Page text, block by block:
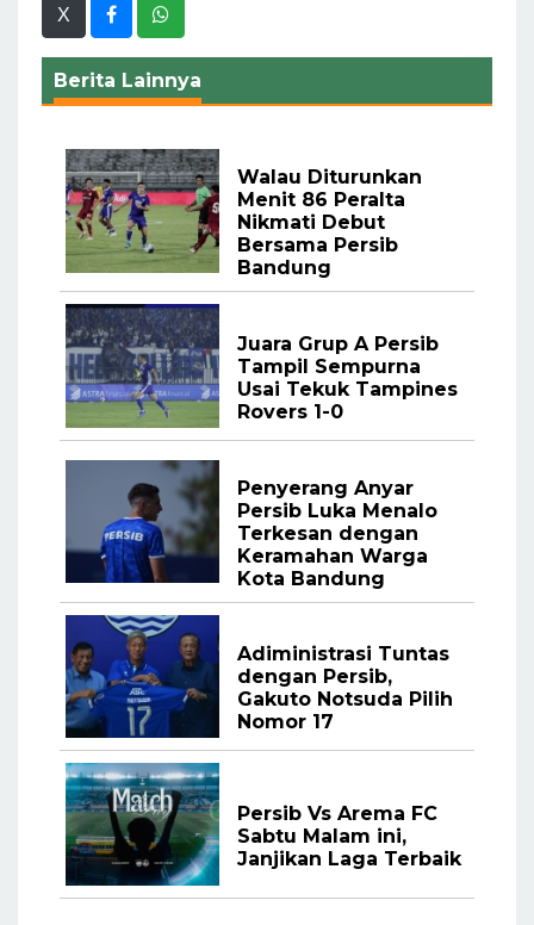
X
Berita Lainnya
Walau Diturunkan
Menit 86 Peralta
Nikmati Debut
Bersama Persib
Bandung
Juara Grup A Persib
Tampil Sempurna
Usai Tekuk Tampines
Rovers 1-0
Penyerang Anyar
Persib Luka Menalo
Terkesan dengan
Keramahan Warga
Kota Bandung
Adiministrasi Tuntas
dengan Persib,
Gakuto Notsuda Pilih
Nomor 17
Persib Vs Arema FC
Sabtu Malam ini,
Janjikan Laga Terbaik